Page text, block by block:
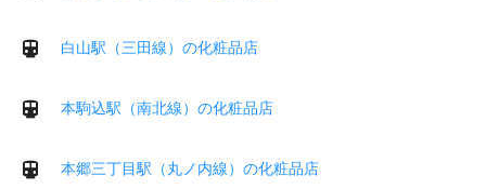
白山駅（三田線）の化粧品店
本駒込駅（南北線）の化粧品店
本郷三丁目駅（丸ノ内線）の化粧品店